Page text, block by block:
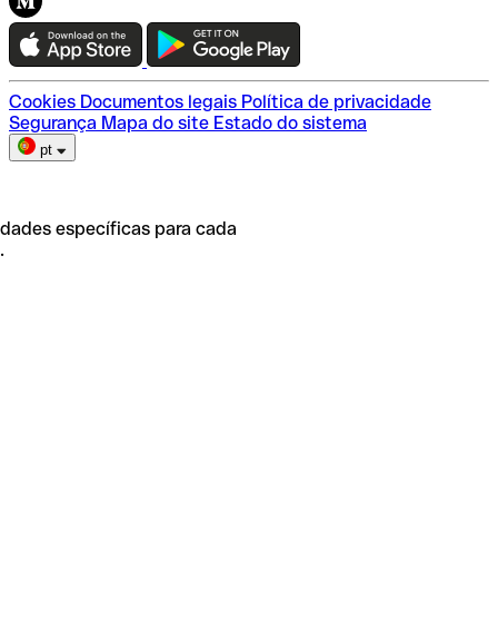
Teste a Qonto
Escolha do plano
Cookies Documentos legais Política de privacidade
Segurança Mapa do site Estado do sistema
pt
específicas para cada